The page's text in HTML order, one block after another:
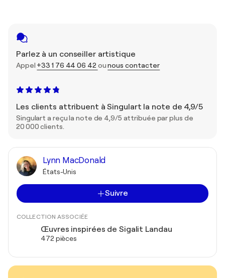
Parlez à un conseiller artistique
Appel +33 1 76 44 06 42 ounous contacter
Les clients attribuent à Singulart la note de 4,9/5
Singulart a reçu la note de 4,9/5 attribuée par plus de
20 000 clients.
Lynn MacDonald
États-Unis
Suivre
COLLECTION ASSOCIÉE
Œuvres inspirées de Sigalit Landau
472 pièces